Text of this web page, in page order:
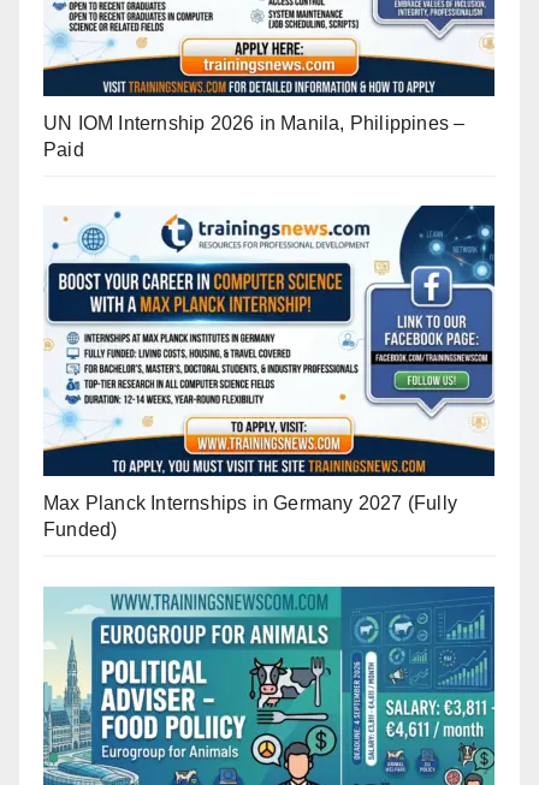
UN IOM Internship 2026 in Manila, Philippines –
Paid
Max Planck Internships in Germany 2027 (Fully
Funded)